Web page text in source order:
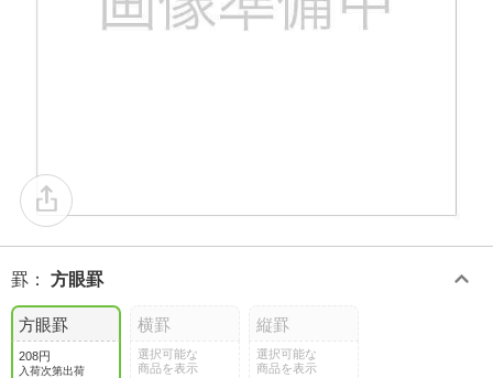
罫 ： 方眼罫
方眼罫
208円
入荷次第出荷
横罫
選択可能な
商品を表示
縦罫
選択可能な
商品を表示